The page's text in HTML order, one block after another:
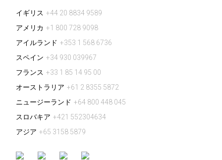
イギリス +44 20 8834 9589
アメリカ +1 800 728 9098
アイルランド +353 1 568 6736
スペイン +34 930 039967
フランス +33 1 85 14 95 00
オーストラリア +61 2 8355 5872
ニュージーランド +64 800 448 045
スロバキア +421 552304634
アジア +65 3158 5879